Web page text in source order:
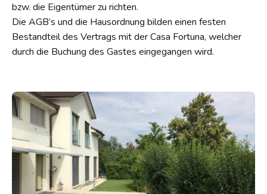
bzw. die Eigentümer zu richten.
Die AGB’s und die Hausordnung bilden einen festen
Bestandteil des Vertrags mit der Casa Fortuna, welcher
durch die Buchung des Gastes eingegangen wird.